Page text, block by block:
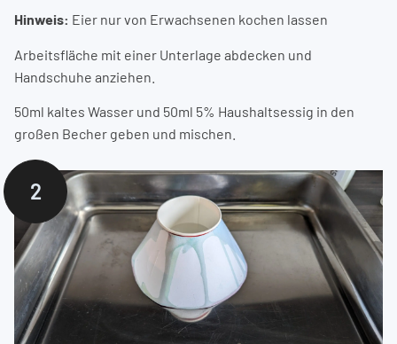
Hinweis: Eier nur von Erwachsenen kochen lassen
Arbeitsfläche mit einer Unterlage abdecken und
Handschuhe anziehen.
50ml kaltes Wasser und 50ml 5% Haushaltsessig in den
großen Becher geben und mischen.
2